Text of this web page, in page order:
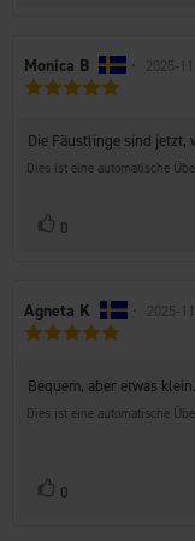
Autor
der
Monica B • 2025-11-
5
Sternen
Rezensionstext:
Die Fäustlinge sind jetzt,
Dies ist eine automatische
Stimme
0
Autor
der
Agneta K • 2025-
5
Sternen
Rezensionstext:
Bequem, aber etwas
Dies ist eine automatische
Stimme
0